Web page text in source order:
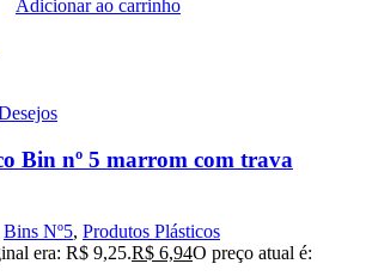
Adicionar ao carrinho
Bin nº 5 marrom com trava
Bins Nº5, Produtos Plásticos
era: R$ 9,25.R$ 6,94O preço atual é: